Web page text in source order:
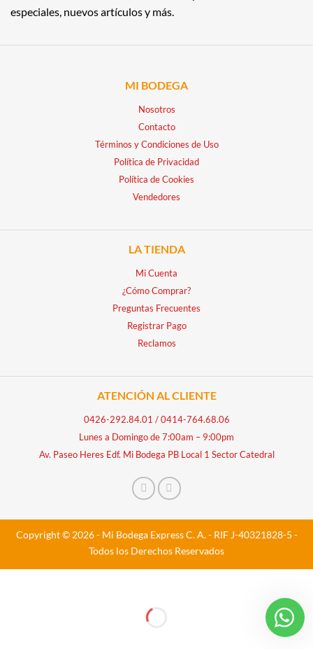
especiales, nuevos artículos y más.
MI BODEGA
Nosotros
Contacto
Términos y Condiciones de Uso
Política de Privacidad
Política de Cookies
Vendedores
LA TIENDA
Mi Cuenta
¿Cómo Comprar?
Preguntas Frecuentes
Registrar Pago
Reclamos
ATENCIÓN AL CLIENTE
0426-292.84.01 /0414-764.68.06
Lunes a Domingo de 7:00am – 9:00pm
Av. Paseo Heres Edf. Mi Bodega PB Local 1 Sector Catedral
Copyright © 2026 - Mi Bodega Express C. A. - RIF J-40321828-5 -
Todos los Derechos Reservados